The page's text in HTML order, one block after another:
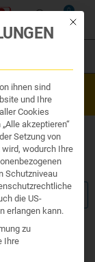
0
7 für Sie da!
Mit
ihnen sind
und Ihre
Cookies
akzeptieren“
Setzung von
wodurch Ihre
Schutzniveau
die US-
erlangen kann.
zu
Ihre